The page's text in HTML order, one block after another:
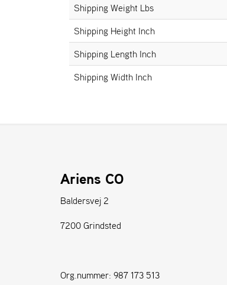
Shipping Weight Lbs
Shipping Height Inch
Shipping Length Inch
Shipping Width Inch
Ariens CO
Baldersvej 2
7200 Grindsted
Org.nummer: 987 173 513